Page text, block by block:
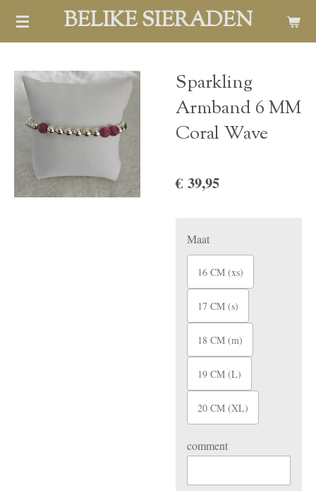
Ga
hoofdinhoud
BELIKE SIERADEN
Sparkling
Armband 6 MM
Coral Wave
€ 39,95
Maat
16 CM (xs)
17 CM (s)
18 CM (m)
19 CM (L)
20 CM (XL)
comment